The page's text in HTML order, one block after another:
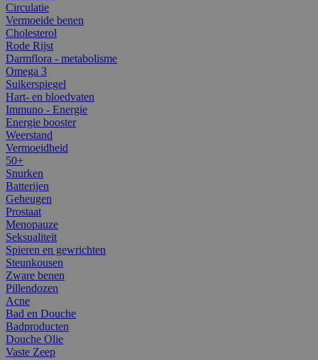
Circulatie
Vermoeide benen
Cholesterol
Rode Rijst
Darmflora - metabolisme
Omega 3
Suikerspiegel
Hart- en bloedvaten
Immuno - Energie
Energie booster
Weerstand
Vermoeidheid
50+
Snurken
Batterijen
Geheugen
Prostaat
Menopauze
Seksualiteit
Spieren en gewrichten
Steunkousen
Zware benen
Pillendozen
Acne
Bad en Douche
Badproducten
Douche Olie
Vaste Zeep